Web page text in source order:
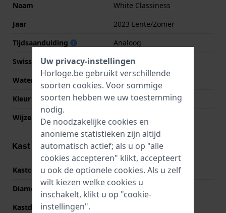
Naam
White Classiness
Jaar
2023 Lente/Zomer
Tijdsaanduiding
Analoog
Swiss Made
Ja
Waterdichtheid
3 Bar (handen wassen)
Kleur Wijzerplaat
Wit
Wijzer kleuren (u,m,s)
Zilver, Zilver
Kast informatie
Kastcode
SS08K102
Diameter
Kastdikte
Uw privacy-instellingen
Horloge.be gebruikt verschillende
soorten cookies. Voor sommige
soorten hebben we uw toestemming
nodig.
De noodzakelijke cookies en
anonieme statistieken zijn altijd
automatisch actief; als u op "alle
cookies accepteren" klikt, accepteert
u ook de optionele cookies. Als u zelf
wilt kiezen welke cookies u
inschakelt, klikt u op "cookie-
instellingen".